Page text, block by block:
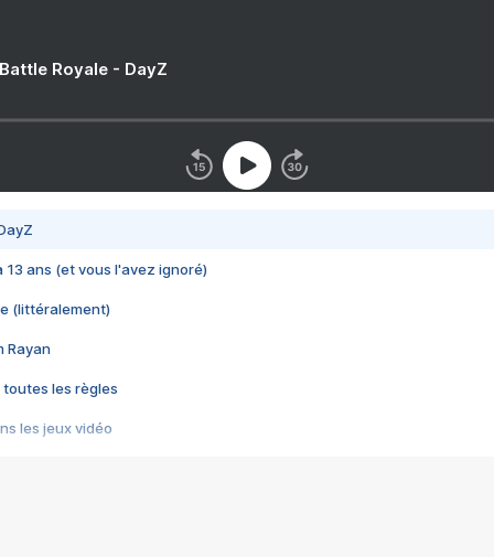
Royale - DayZ
13 ans (et vous l'avez ignoré)
(littéralement)
Rayan
toutes les règles
les jeux vidéo